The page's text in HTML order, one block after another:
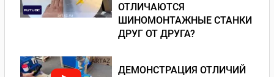
ОТЛИЧАЮТСЯ
ШИНОМОНТАЖНЫЕ СТАНКИ
ДРУГ ОТ ДРУГА?
ДЕМОНСТРАЦИЯ ОТЛИЧИЙ